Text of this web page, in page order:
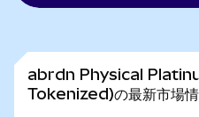
abrdn Physical
Tokenized)の最新市場